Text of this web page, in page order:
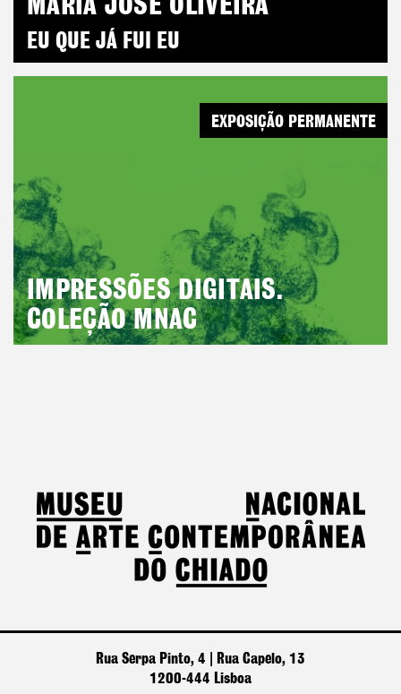
MARIA JOSÉ OLIVEIRA
EU QUE JÁ FUI EU
IMPRESSÕES DIGITAIS.
COLEÇÃO MNAC
EXPOSIÇÃO PERMANENTE
Rua Serpa Pinto, 4 | Rua Capelo, 13
1200-444 Lisboa